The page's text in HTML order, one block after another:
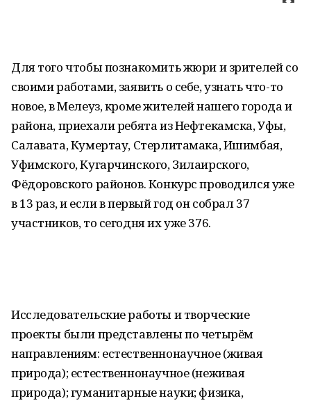
Для того чтобы познакомить жюри и зрителей со
своими работами, заявить о себе, узнать что-то
новое, в Мелеуз, кроме жителей нашего города и
района, приехали ребята из Нефтекамска, Уфы,
Салавата, Кумертау, Стерлитамака, Ишимбая,
Уфимского, Кугарчинского, Зилаирского,
Фёдоровского районов. Конкурс проводился уже
в 13 раз, и если в первый год он собрал 37
участников, то сегодня их уже 376.
Исследовательские работы и творческие
проекты были представлены по четырём
направлениям: естественнонаучное (живая
природа); естественнонаучное (неживая
природа); гуманитарные науки; физика,